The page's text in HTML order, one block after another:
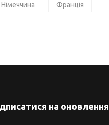
Німеччина Франція
на оновлення